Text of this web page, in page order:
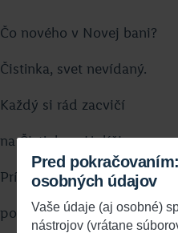
Pred
osobných údajov
Vaše údaje (aj osobné)
nástrojov (vrátane
Čo nového v Novej bani?
Čistinka, svet nevídaný.
Každý si rád zacvičí
na Čistinke v Holíči
Príďte ku nám hrať sa
pozýva vás Čadca